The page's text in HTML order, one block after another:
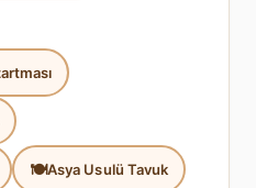
Asya Usulü Tavuk